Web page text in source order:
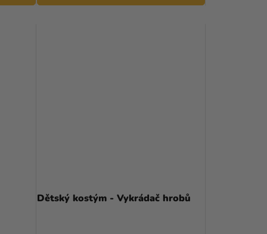
Dětský kostým - Vykrádač hrobů